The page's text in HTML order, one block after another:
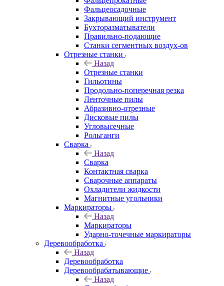
Фальцеосадочные
Закрывающий инструмент
Бухторазматыватели
Правильно-подающие
Станки сегментных воздух-ов
Отрезные станки
Назад
Отрезные станки
Гильотины
Продольно-поперечная резка
Ленточные пилы
Абразивно-отрезные
Дисковые пилы
Угловысечные
Рольганги
Сварка
Назад
Сварка
Контактная сварка
Сварочные аппараты
Охладители жидкости
Магнитные угольники
Маркираторы
Назад
Маркираторы
Ударно-точечные маркираторы
Деревообработка
Назад
Деревообработка
Деревообрабатывающие
Назад